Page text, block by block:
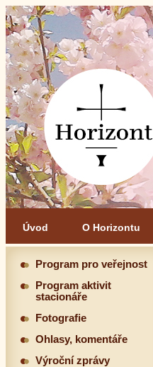
Úvod O Horizontu
Program pro veřejnost
Program aktivit
stacionáře
Fotografie
Ohlasy, komentáře
Výroční zprávy